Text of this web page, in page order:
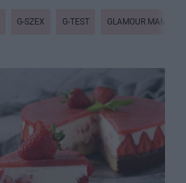
G-SZEX G-TEST GLAMOUR MAMI